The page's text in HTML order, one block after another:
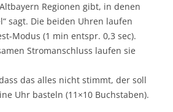
Regionen gibt, in denen
sagt. Die beiden Uhren laufen
Modus (1 min entspr. 0,3 sec).
Stromanschluss laufen sie
das alles nicht stimmt, der soll
Uhr basteln (11×10 Buchstaben).